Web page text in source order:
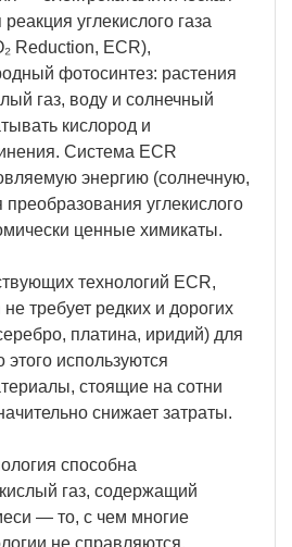
углекислого газа
Reduction, ECR),
фотосинтез: растения
газ, воду и солнечный
кислород и
Система ECR
энергию (солнечную,
углекислого
ценные химикаты.
технологий ECR,
требует редких и дорогих
платина, иридий) для
используются
стоящие на сотни
снижает затраты.
способна
газ, содержащий
— то, с чем многие
не справляются.